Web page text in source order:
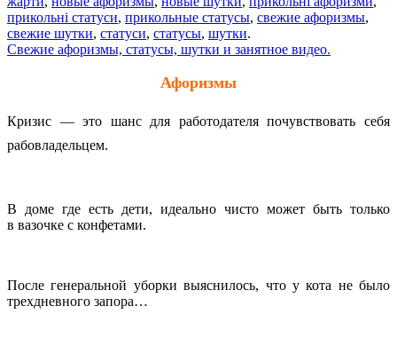
прикольні статуси, прикольные статусы, свежие афоризмы,
свежие шутки, статуси, статусы, шутки.
Свежие афоризмы, статусы, шутки и занятное видео.
Афоризмы
Кризис — это шанс для работодателя почувствовать себя
рабовладельцем.
В доме где есть дети, идеально чисто может быть только
в вазочке с конфетами.
После генеральной уборки выяснилось, что у кота не было
трехдневного запора…